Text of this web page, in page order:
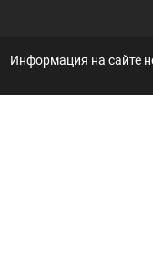
Информация на сайте